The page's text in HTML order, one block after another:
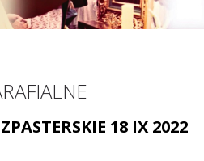
18 IX 2022